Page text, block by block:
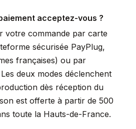
acceptez-vous ?
votre commande par carte
sécurisée PayPlug,
françaises) ou par
deux modes déclenchent
dès réception du
est offerte à partir de 500
toute la Hauts-de-France.